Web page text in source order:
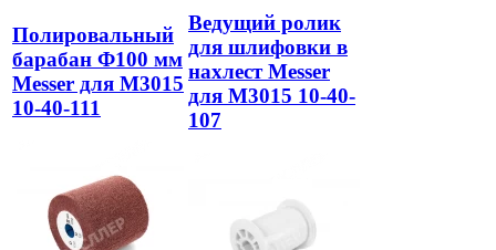
Полировальный
барабан Ф100 мм
Messer для M3015
10-40-111
Ведущий ролик
для шлифовки в
нахлест Messer
для M3015 10-40-
107